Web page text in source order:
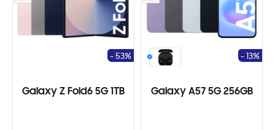
Galaxy Z Fold6 5G 1TB
- 53%
Galaxy A57 5G 256GB
- 13%